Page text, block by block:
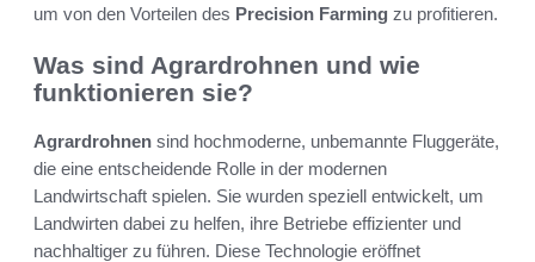
um von den Vorteilen des Precision Farming zu profitieren.
Was sind Agrardrohnen und wie
funktionieren sie?
Agrardrohnen sind hochmoderne, unbemannte Fluggeräte,
die eine entscheidende Rolle in der modernen
Landwirtschaft spielen. Sie wurden speziell entwickelt, um
Landwirten dabei zu helfen, ihre Betriebe effizienter und
nachhaltiger zu führen. Diese Technologie eröffnet